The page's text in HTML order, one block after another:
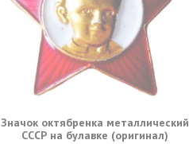
Значок октябренка металлический
СССР на булавке (оригинал)